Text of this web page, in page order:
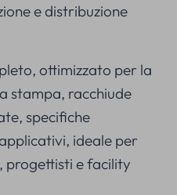
e distribuzione
ottimizzato per la
stampa, racchiude
specifiche
ideale per
progettisti e facility